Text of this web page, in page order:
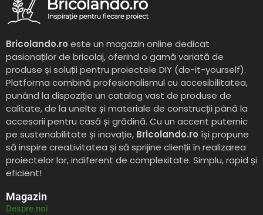
Bricolando.ro este un magazin online dedicat
pasionaților de bricolaj, oferind o gamă variată de
produse și soluții pentru proiectele DIY (do-it-yourself).
Platforma combină profesionalismul cu accesibilitatea,
punând la dispoziție un catalog vast de produse de
calitate, de la unelte și materiale de construcții până la
accesorii pentru casă și grădină. Cu un accent puternic
pe sustenabilitate și inovație, Bricolando.ro își propune
să inspire creativitatea și să sprijine clienții în realizarea
proiectelor lor, indiferent de complexitate. Simplu, rapid și
eficient!
Magazin
Despre noi